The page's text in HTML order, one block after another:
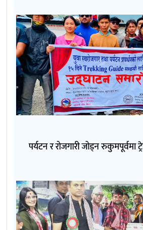
पर्यटन र रोजगारी जोड्न रुकुमपूर्वमा